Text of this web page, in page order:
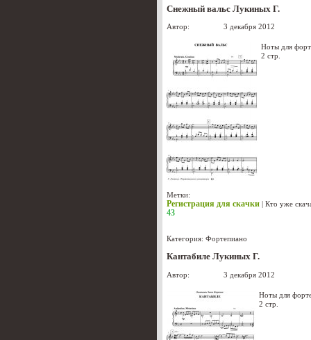
Снежный вальс Лукиных Г.
Автор: 3 декабря 2012
Ноты для
2 стр.
Метки:
Регистрация для скачки Кто уже
43
Категория: Фортепиано
Кантабиле Лукиных Г.
Автор: 3 декабря 2012
Ноты для
2 стр.